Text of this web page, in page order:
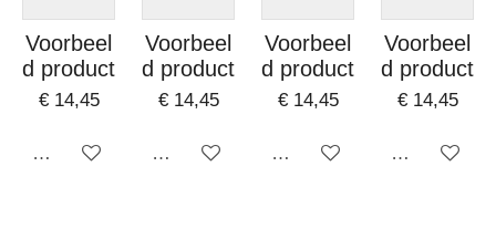
Voorbeel
d product
€ 14,45
Uitgeschakeld
Voorbeel
d product
€ 14,45
Uitgeschakeld
Voorbeel
d product
€ 14,45
Uitgeschakeld
Voorbeel
d product
€ 14,45